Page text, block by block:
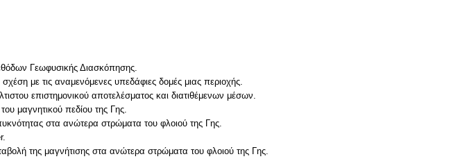
Γεωφυσικής Διασκόπησης.
με τις αναμενόμενες υπεδάφιες δομές μιας περιοχής.
επιστημονικού αποτελέσματος και διατιθέμενων μέσων.
μαγνητικού πεδίου της Γης.
στα ανώτερα στρώματα του φλοιού της Γης.
της μαγνήτισης στα ανώτερα στρώματα του φλοιού της Γης.